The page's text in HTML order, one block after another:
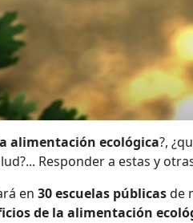
alimentación ecológica?,
Responder a estas y
en 30 escuelas públicasde
de la alimentación